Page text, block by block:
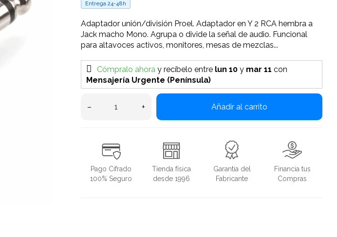
Entrega 24-48h
Adaptador unión/división Proel. Adaptador en Y 2 RCA hembra a
Jack macho Mono. Agrupa o divide la señal de audio. Funcional
para altavoces activos, monitores, mesas de mezclas...
Cómpralo ahoray recíbeloentre lun 10 y mar 11 con
Mensajería Urgente (Península)
– + Añadir al carrito
Pago Cifrado
100% Seguro
Tienda física
desde 1996
Garantía del
Fabricante
Financia tus
Compras